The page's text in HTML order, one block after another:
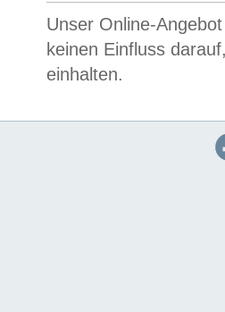
Unser Online-
keinen Einfluss
einhalten.